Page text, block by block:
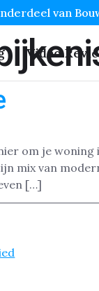
van
Video
om je
mix van
[…]